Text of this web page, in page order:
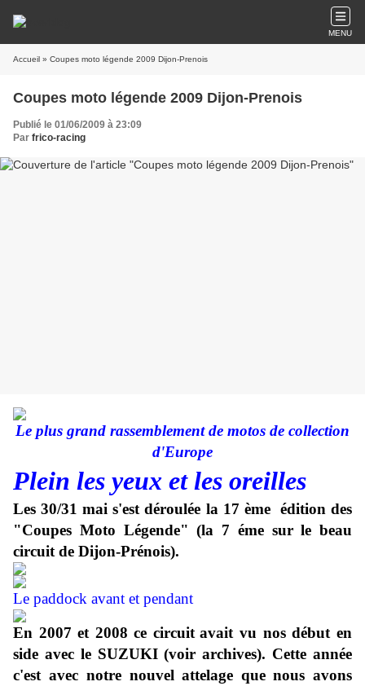
MENU
Accueil » Coupes moto légende 2009 Dijon-Prenois
Coupes moto légende 2009 Dijon-Prenois
Publié le 01/06/2009 à 23:09
Par frico-racing
Le plus grand rassemblement de motos de collection
d'Europe
Plein les yeux et les oreilles
Les 30/31 mai s'est déroulée la 17 ème édition des
"Coupes Moto Légende" (la 7 éme sur le beau
circuit de Dijon-Prénois).
Le paddock avant et pendant
En 2007 et 2008 ce circuit avait vu nos début en
side avec le SUZUKI (voir archives). Cette année
c'est avec notre nouvel attelage que nous avons